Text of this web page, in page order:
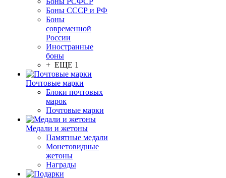
Боны СССР и РФ
Боны
современной
России
Иностранные
боны
+ ЕЩЕ 1
Почтовые марки
Блоки почтовых
марок
Почтовые марки
Медали и жетоны
Памятные медали
Монетовидные
жетоны
Награды